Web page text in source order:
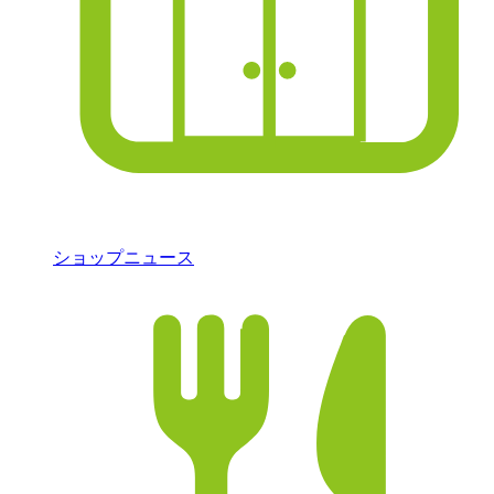
ショップニュース